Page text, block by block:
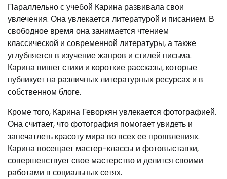
Параллельно с учебой Карина развивала свои
увлечения. Она увлекается литературой и писанием. В
свободное время она занимается чтением
классической и современной литературы, а также
углубляется в изучение жанров и стилей письма.
Карина пишет стихи и короткие рассказы, которые
публикует на различных литературных ресурсах и в
собственном блоге.
Кроме того, Карина Геворкян увлекается фотографией.
Она считает, что фотография помогает увидеть и
запечатлеть красоту мира во всех ее проявлениях.
Карина посещает мастер-классы и фотовыставки,
совершенствует свое мастерство и делится своими
работами в социальных сетях.